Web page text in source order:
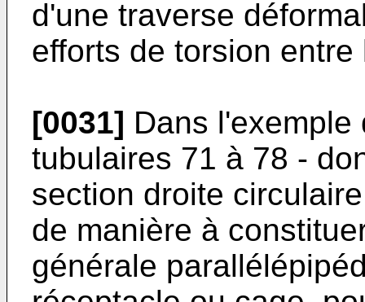
d'une traverse
efforts de torsion entre
[0031] Dans
tubulaires 71 à 78 -
section droite
de manière à
générale